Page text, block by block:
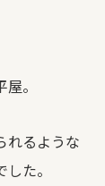
。
れるような
た。